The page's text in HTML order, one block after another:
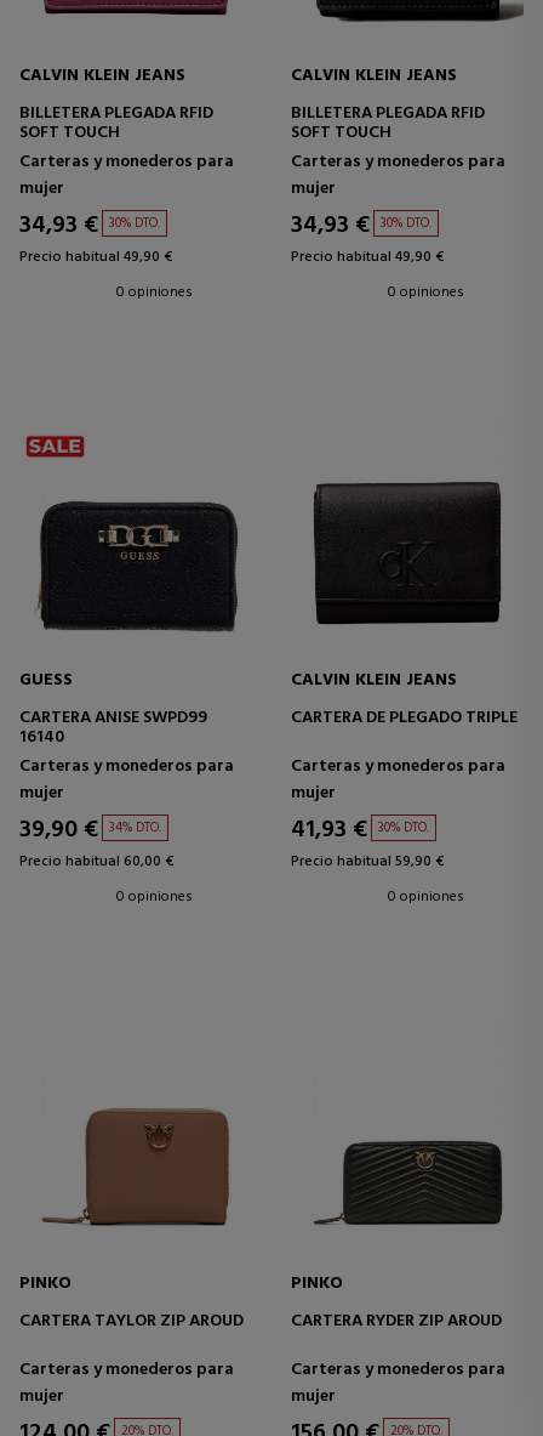
CALVIN KLEIN JEANS
BILLETERA PLEGADA RFID
SOFT TOUCH
Carteras y monederos para
mujer
34,93 € 30% DTO.
Precio habitual 49,90 €
0 opiniones
CALVIN KLEIN JEANS
BILLETERA PLEGADA RFID
SOFT TOUCH
Carteras y monederos para
mujer
34,93 € 30% DTO.
Precio habitual 49,90 €
0 opiniones
GUESS
CARTERA ANISE SWPD99
16140
Carteras y monederos para
mujer
39,90 € 34% DTO.
Precio habitual 60,00 €
0 opiniones
CALVIN KLEIN JEANS
CARTERA DE PLEGADO TRIPLE
Carteras y monederos para
mujer
41,93 € 30% DTO.
Precio habitual 59,90 €
0 opiniones
PINKO
CARTERA TAYLOR ZIP AROUD
Carteras y monederos para
mujer
20% DTO.
PINKO
CARTERA RYDER ZIP AROUD
Carteras y monederos para
mujer
20% DTO.